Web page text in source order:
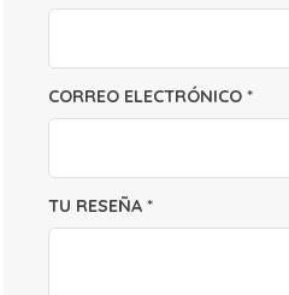
TU RESEÑA *
CORREO ELECTRÓNICO *